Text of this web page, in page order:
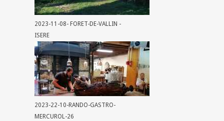
2023-11-08- FORET-DE-VALLIN -
ISERE
2023-22-10-RANDO-GASTRO-
MERCUROL-26